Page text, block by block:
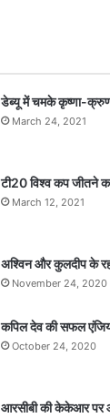
डेब्यू में चमके कृष्णा-
March 24, 2021
टी20 विश्व कप जीतने
March 12, 2021
अश्विन और कुलदीप के
November 24, 2020
कपिल देव की सफल
October 24, 2020
आरसीबी की केकेआर पर